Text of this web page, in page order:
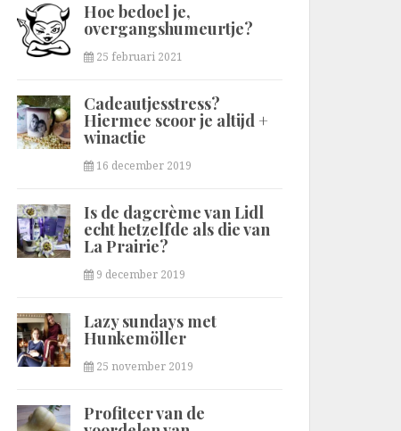
Hoe bedoel je,
overgangshumeurtje?
25 februari 2021
Cadeautjesstress?
Hiermee scoor je altijd +
winactie
16 december 2019
Is de dagcrème van Lidl
echt hetzelfde als die van
La Prairie?
9 december 2019
Lazy sundays met
Hunkemöller
25 november 2019
Profiteer van de